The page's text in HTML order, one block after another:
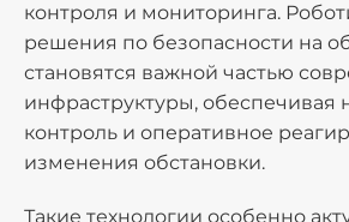
контроля и мониторинга.
решения по безопасности на
становятся важной частью
инфраструктуры,
контроль и оперативное
изменения обстановки.
Такие технологии особенно